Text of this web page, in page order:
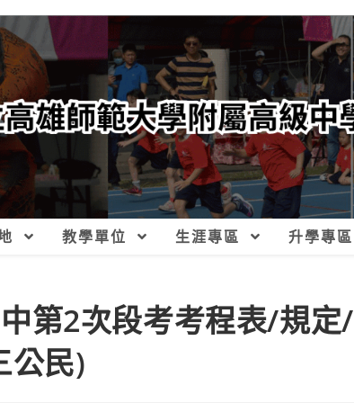
教學單位 生涯專區 升學專區
第2次段考考程表/規定/
公民)